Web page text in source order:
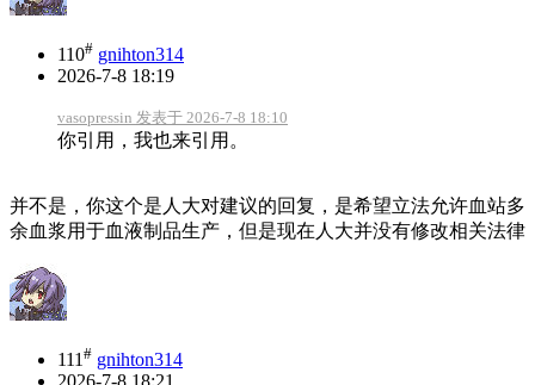
110# gnihton314
2026-7-8 18:19
vasopressin 发表于 2026-7-8 18:10
你引用，我也来引用。
并不是，你这个是人大对建议的回复，是希望立法允许血站多
余血浆用于血液制品生产，但是现在人大并没有修改相关法律
111# gnihton314